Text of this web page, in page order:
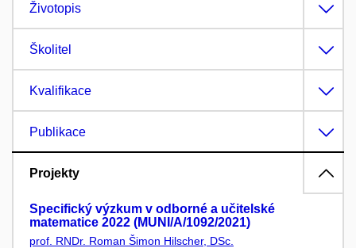
Životopis
Školitel
Kvalifikace
Publikace
Projekty
Specifický výzkum v odborné a učitelské
matematice 2022 (MUNI/A/1092/2021)
prof. RNDr. Roman Šimon Hilscher, DSc.